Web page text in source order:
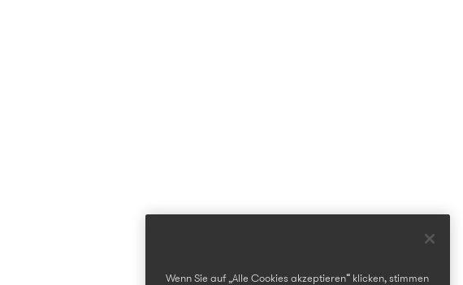
Wenn Sie auf „Alle Cookies akzeptieren“ klicken, stimmen